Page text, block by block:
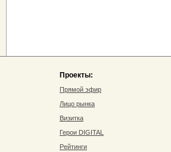
Проекты:
Прямой эфир
Лицо рынка
Визитка
Герои DIGITAL
Рейтинги